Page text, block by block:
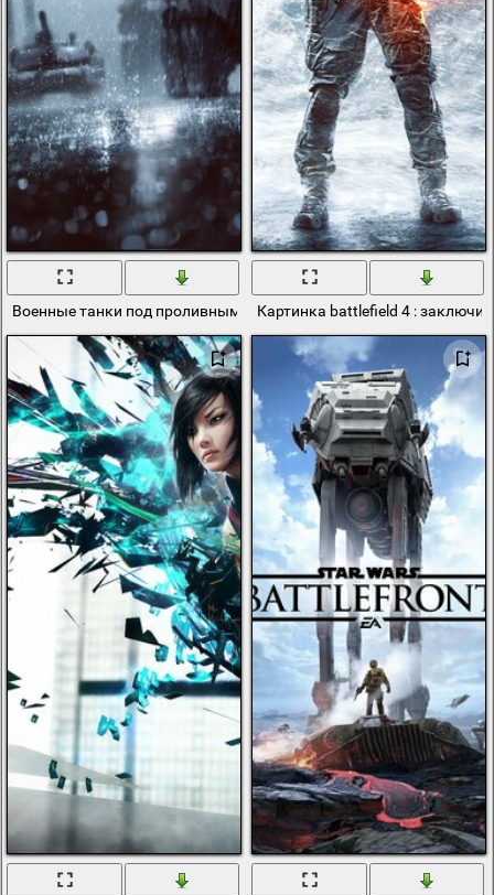
Военные танки под проливным дождём на фоне города
Картинка battlefield 4 :